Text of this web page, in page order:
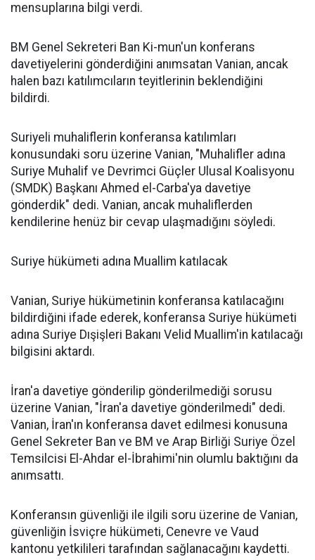
mensuplarına bilgi verdi.
BM Genel Sekreteri Ban Ki-mun'un konferans
davetiyelerini gönderdiğini anımsatan Vanian, ancak
halen bazı katılımcıların teyitlerinin beklendiğini
bildirdi.
Suriyeli muhaliflerin konferansa katılımları
konusundaki soru üzerine Vanian, "Muhalifler adına
Suriye Muhalif ve Devrimci Güçler Ulusal Koalisyonu
(SMDK) Başkanı Ahmed el-Carba'ya davetiye
gönderdik" dedi. Vanian, ancak muhaliflerden
kendilerine henüz bir cevap ulaşmadığını söyledi.
Suriye hükümeti adına Muallim katılacak
Vanian, Suriye hükümetinin konferansa katılacağını
bildirdiğini ifade ederek, konferansa Suriye hükümeti
adına Suriye Dışişleri Bakanı Velid Muallim'in katılacağı
bilgisini aktardı.
İran'a davetiye gönderilip gönderilmediği sorusu
üzerine Vanian, "İran'a davetiye gönderilmedi" dedi.
Vanian, İran'ın konferansa davet edilmesi konusuna
Genel Sekreter Ban ve BM ve Arap Birliği Suriye Özel
Temsilcisi El-Ahdar el-İbrahimi'nin olumlu baktığını da
anımsattı.
Konferansın güvenliği ile ilgili soru üzerine de Vanian,
güvenliğin İsviçre hükümeti, Cenevre ve Vaud
kantonu yetkilileri tarafından sağlanacağını kaydetti.